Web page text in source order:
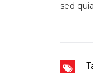
sed